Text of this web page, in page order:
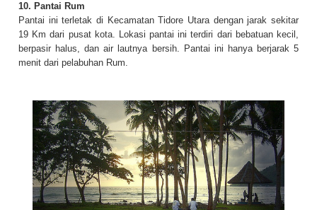
10. Pantai Rum
Pantai ini terletak di Kecamatan Tidore Utara dengan jarak sekitar
19 Km dari pusat kota. Lokasi pantai ini terdiri dari bebatuan kecil,
berpasir halus, dan air lautnya bersih. Pantai ini hanya berjarak 5
menit dari pelabuhan Rum.